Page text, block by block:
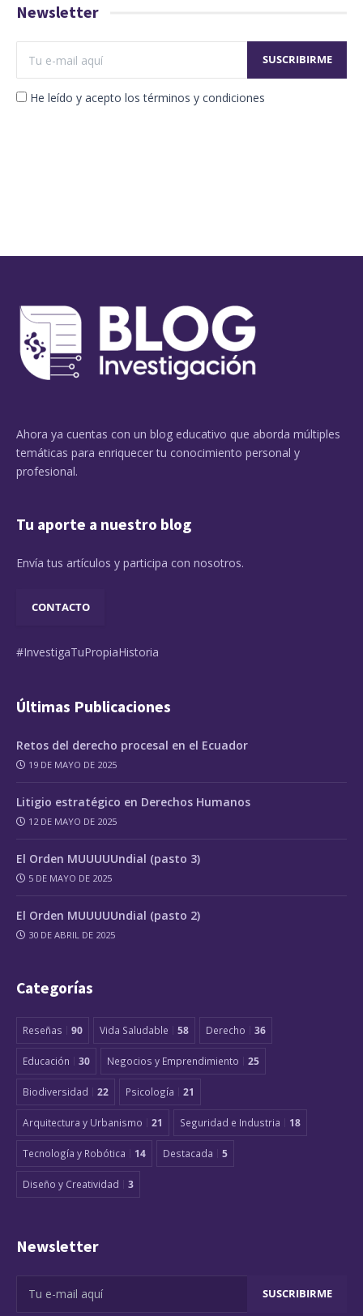
Newsletter
He leído y acepto los términos y condiciones
Ahora ya cuentas con un blog educativo que aborda múltiples
temáticas para enriquecer tu conocimiento personal y
profesional.
Tu aporte a nuestro blog
Envía tus artículos y participa con nosotros.
CONTACTO
#InvestigaTuPropiaHistoria
Últimas Publicaciones
Retos del derecho procesal en el Ecuador
19 DE MAYO DE 2025
Litigio estratégico en Derechos Humanos
12 DE MAYO DE 2025
El Orden MUUUUUndial (pasto 3)
5 DE MAYO DE 2025
El Orden MUUUUUndial (pasto 2)
30 DE ABRIL DE 2025
Categorías
Reseñas 90 Vida Saludable 58 Derecho 36
Educación 30 Negocios y Emprendimiento 25
Biodiversidad 22 Psicología 21
Arquitectura y Urbanismo 21 Seguridad e Industria 18
Tecnología y Robótica 14 Destacada 5
Diseño y Creatividad 3
Newsletter